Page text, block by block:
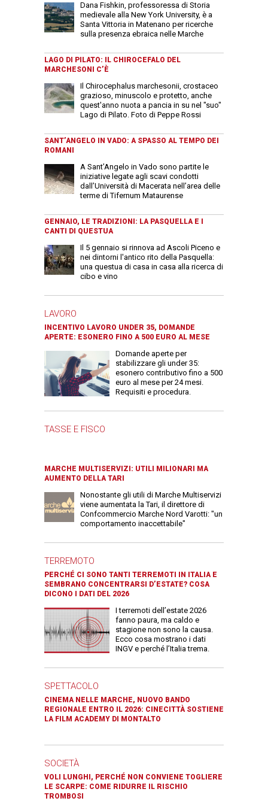
Dana Fishkin, professoressa di Storia
medievale alla New York University, è a
Santa Vittoria in Matenano per ricerche
sulla presenza ebraica nelle Marche
LAGO DI PILATO: IL CHIROCEFALO DEL
MARCHESONI C’È
Il Chirocephalus marchesonii, crostaceo
grazioso, minuscolo e protetto, anche
quest'anno nuota a pancia in su nel "suo"
Lago di Pilato. Foto di Peppe Rossi
SANT’ANGELO IN VADO: A SPASSO AL TEMPO DEI
ROMANI
A Sant’Angelo in Vado sono partite le
iniziative legate agli scavi condotti
dall’Università di Macerata nell’area delle
terme di Tifernum Mataurense
GENNAIO, LE TRADIZIONI: LA PASQUELLA E I
CANTI DI QUESTUA
Il 5 gennaio si rinnova ad Ascoli Piceno e
nei dintorni l'antico rito della Pasquella:
una questua di casa in casa alla ricerca di
cibo e vino
LAVORO
INCENTIVO LAVORO UNDER 35, DOMANDE
APERTE: ESONERO FINO A 500 EURO AL MESE
Domande aperte per
stabilizzare gli under 35:
esonero contributivo fino a 500
euro al mese per 24 mesi.
Requisiti e procedura.
TASSE E FISCO
MARCHE MULTISERVIZI: UTILI MILIONARI MA
AUMENTO DELLA TARI
Nonostante gli utili di Marche Multiservizi
viene aumentata la Tari, il direttore di
Confcommercio Marche Nord Varotti: "un
comportamento inaccettabile"
TERREMOTO
PERCHÉ CI SONO TANTI TERREMOTI IN ITALIA E
SEMBRANO CONCENTRARSI D’ESTATE? COSA
DICONO I DATI DEL 2026
I terremoti dell’estate 2026
fanno paura, ma caldo e
stagione non sono la causa.
Ecco cosa mostrano i dati
INGV e perché l’Italia trema.
SPETTACOLO
CINEMA NELLE MARCHE, NUOVO BANDO
REGIONALE ENTRO IL 2026: CINECITTÀ SOSTIENE
LA FILM ACADEMY DI MONTALTO
SOCIETÀ
VOLI LUNGHI, PERCHÉ NON CONVIENE TOGLIERE
LE SCARPE: COME RIDURRE IL RISCHIO
TROMBOSI